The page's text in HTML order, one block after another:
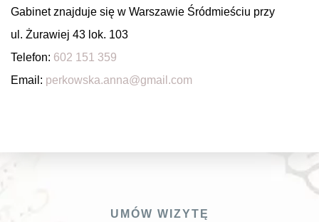
Gabinet znajduje się w Warszawie Śródmieściu przy
ul. Żurawiej 43 lok. 103
Telefon: 602 151 359
Email: perkowska.anna@gmail.com
UMÓW WIZYTĘ